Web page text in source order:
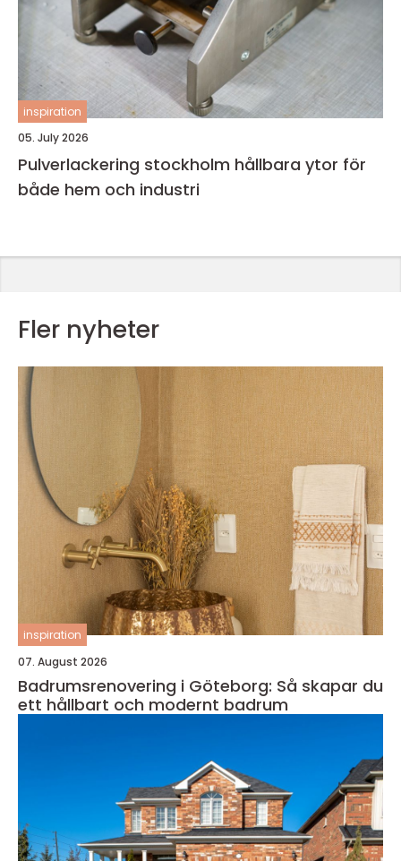
inspiration
05. July 2026
Pulverlackering stockholm hållbara ytor för
både hem och industri
Fler nyheter
inspiration
07. August 2026
Badrumsrenovering i Göteborg: Så skapar du
ett hållbart och modernt badrum